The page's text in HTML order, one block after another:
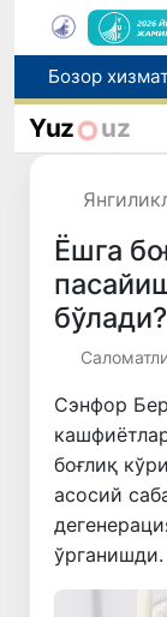
“Мен
Yuz uz
Ёшга
бўлади?
Сэнфор
боғлиқ
асосий
ўрганишди.